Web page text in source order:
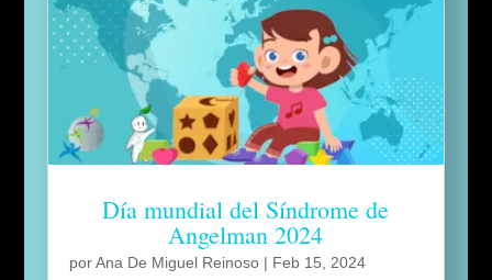
Día mundial del Síndrome de
Angelman 2024
porAna De Miguel Reinoso| Feb 15, 2024